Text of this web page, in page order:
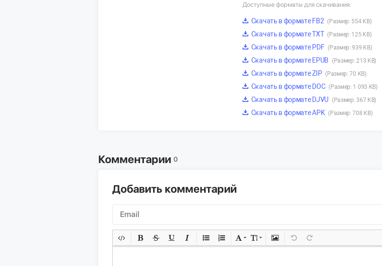
Доступные форматы для скачивания:
Скачать в формате FB2 (Размер: 554 KB)
Скачать в формате TXT (Размер: 125 KB)
Скачать в формате PDF (Размер: 939 KB)
Скачать в формате EPUB (Размер: 213 KB)
Скачать в формате ZIP (Размер: 70 KB)
Скачать в формате DOC (Размер: 1 093 KB)
Скачать в формате DJVU (Размер: 367 KB)
Скачать в формате APK (Размер: 708 KB)
Комментарии 0
Добавить комментарий